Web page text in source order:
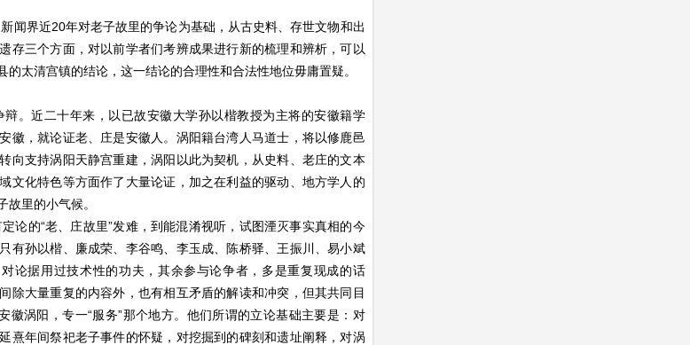
闻界近20年对老子故里的争论为基础，从古史料、存世文物和出
存三个方面，对以前学者们考辨成果进行新的梳理和辨析，可以
的太清宫镇的结论，这一结论的合理性和合法性地位毋庸置疑。
辩。近二十年来，以已故安徽大学孙以楷教授为主将的安徽籍学
徽，就论证老、庄是安徽人。涡阳籍台湾人马道士，将以修鹿邑
向支持涡阳天静宫重建，涡阳以此为契机，从史料、老庄的文本
文化特色等方面作了大量论证，加之在利益的驱动、地方学人的
故里的小气候。
论的“老、庄故里”发难，到能混淆视听，试图湮灭事实真相的今
有孙以楷、廉成荣、李谷鸣、李玉成、陈桥驿、王振川、易小斌
论据用过技术性的功夫，其余参与论争者，多是重复现成的话
除大量重复的内容外，也有相互矛盾的解读和冲突，但其共同目
徽涡阳，专一“服务”那个地方。他们所谓的立论基础主要是：对
熹年间祭祀老子事件的怀疑，对挖掘到的碑刻和遗址阐释，对涡